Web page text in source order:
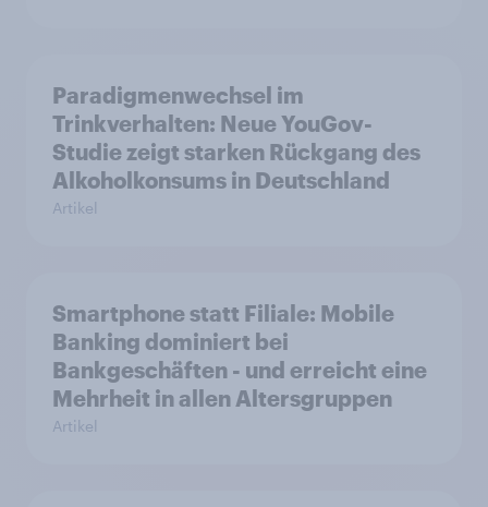
Paradigmenwechsel im
Trinkverhalten: Neue YouGov-
Studie zeigt starken Rückgang des
Alkoholkonsums in Deutschland
Artikel
Smartphone statt Filiale: Mobile
Banking dominiert bei
Bankgeschäften - und erreicht eine
Mehrheit in allen Altersgruppen
Artikel